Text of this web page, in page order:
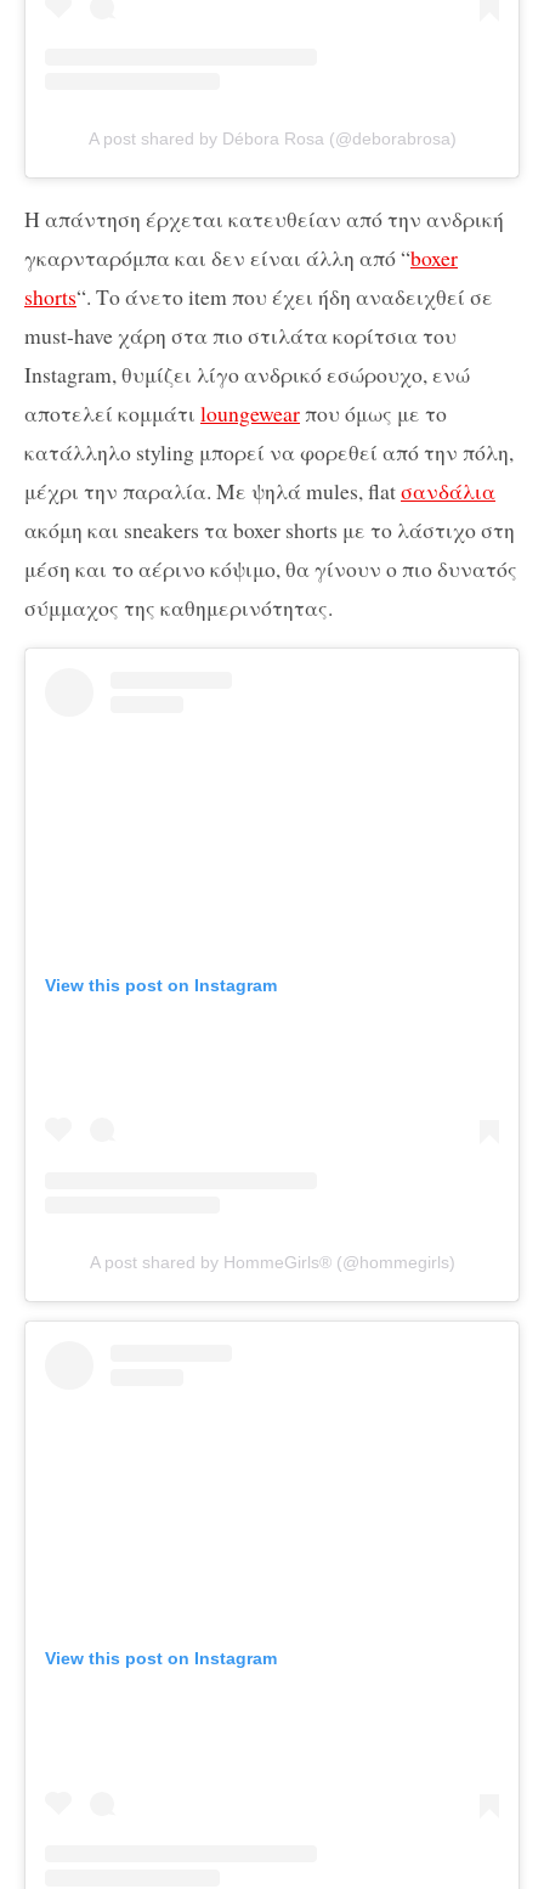
A post shared by Débora Rosa (@deborabrosa)
H απάντηση έρχεται κατευθείαν από την ανδρική
γκαρνταρόμπα και δεν είναι άλλη από “boxer
shorts“. Το άνετο item που έχει ήδη αναδειχθεί σε
must-have χάρη στα πιο στιλάτα κορίτσια του
Instagram, θυμίζει λίγο ανδρικό εσώρουχο, ενώ
αποτελεί κομμάτι loungewearπου όμως με το
κατάλληλο styling μπορεί να φορεθεί από την πόλη,
μέχρι την παραλία. Με ψηλά mules, flatσανδάλια
ακόμη και sneakers τα boxer shorts με το λάστιχο στη
μέση και το αέρινο κόψιμο, θα γίνουν ο πιο δυνατός
σύμμαχος της καθημερινότητας.
View this post on Instagram
A post shared by HommeGirls®️ (@hommegirls)
View this post on Instagram